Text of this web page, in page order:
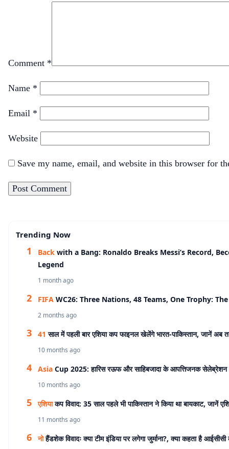
Comment *
Name *
Email *
Website
Save my name, email, and website in this browser for
Trending Now
Back with a Bang: Ronaldo Breaks Messi’s Record,
Legend
1 month ago
FIFA WC26: Three Nations, 48 Teams, One Trophy:
2 months ago
41 साल में पहली बार एशिया कप फाइनल खेलेंगे भारत-पाकिस्तान, जानें अब
10 months ago
Asia Cup 2025: हारिस रऊफ और साहिबजादा के आपत्तिजनक सेलेब्रेशन
10 months ago
एशियाकप विवाद: 35 साल पहले भी पाकिस्तान ने किया था बायकाट, जानें
11 months ago
नोहैंडशेक विवादः क्या टीम इंडिया पर लगेगा जुर्माना?, क्या कहता है आईसीसी